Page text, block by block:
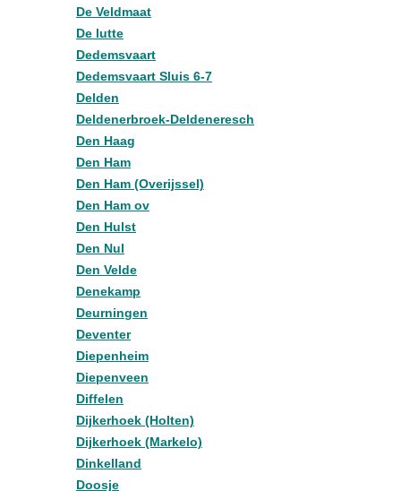
De Veldmaat
De lutte
Dedemsvaart
Dedemsvaart Sluis 6-7
Delden
Deldenerbroek-Deldeneresch
Den Haag
Den Ham
Den Ham (Overijssel)
Den Ham ov
Den Hulst
Den Nul
Den Velde
Denekamp
Deurningen
Deventer
Diepenheim
Diepenveen
Diffelen
Dijkerhoek (Holten)
Dijkerhoek (Markelo)
Dinkelland
Doosje